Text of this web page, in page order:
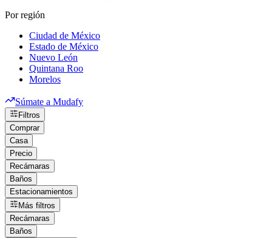
Por región
Ciudad de México
Estado de México
Nuevo León
Quintana Roo
Morelos
Súmate a Mudafy
Filtros
Comprar
Casa
Precio
Recámaras
Baños
Estacionamientos
Más filtros
Recámaras
Baños